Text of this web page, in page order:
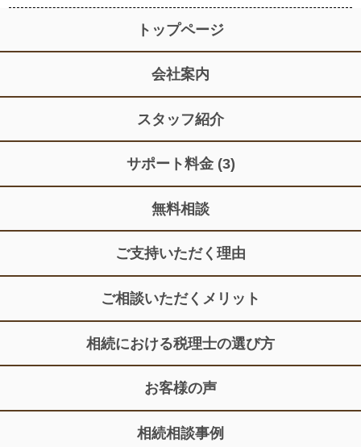
トップページ
会社案内
スタッフ紹介
サポート料金 (3)
無料相談
ご支持いただく理由
ご相談いただくメリット
相続における税理士の選び方
お客様の声
相続相談事例